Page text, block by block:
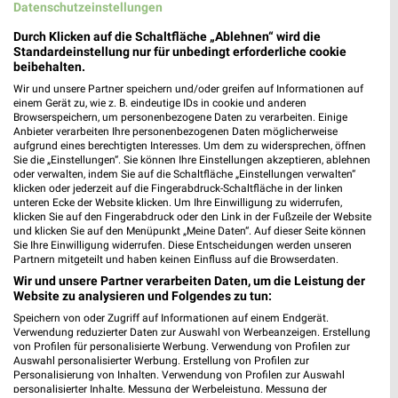
12,9 km
Unterhaltungselektronik 08/2026
Gültig bis Sa. 15.08.
1,6 km
Angebote ab 29.07.
Noch morgen gültig
MEDIMAX
Datenschutzeinstellungen
Durch Klicken auf die Schaltfläche „Ablehnen“ wird die
Standardeinstellung nur für unbedingt erforderliche cookie
beibehalten.
Wir und unsere Partner speichern und/oder greifen auf Informationen auf
einem Gerät zu, wie z. B. eindeutige IDs in cookie und anderen
Browserspeichern, um personenbezogene Daten zu verarbeiten. Einige
Anbieter verarbeiten Ihre personenbezogenen Daten möglicherweise
aufgrund eines berechtigten Interesses. Um dem zu widersprechen, öffnen
Sie die „Einstellungen“. Sie können Ihre Einstellungen akzeptieren, ablehnen
oder verwalten, indem Sie auf die Schaltfläche „Einstellungen verwalten“
klicken oder jederzeit auf die Fingerabdruck-Schaltfläche in der linken
unteren Ecke der Website klicken. Um Ihre Einwilligung zu widerrufen,
klicken Sie auf den Fingerabdruck oder den Link in der Fußzeile der Website
und klicken Sie auf den Menüpunkt „Meine Daten“. Auf dieser Seite können
Sie Ihre Einwilligung widerrufen. Diese Entscheidungen werden unseren
Partnern mitgeteilt und haben keinen Einfluss auf die Browserdaten.
Wir und unsere Partner verarbeiten Daten, um die Leistung der
Website zu analysieren und Folgendes zu tun:
Speichern von oder Zugriff auf Informationen auf einem Endgerät.
Verwendung reduzierter Daten zur Auswahl von Werbeanzeigen. Erstellung
von Profilen für personalisierte Werbung. Verwendung von Profilen zur
Auswahl personalisierter Werbung. Erstellung von Profilen zur
Personalisierung von Inhalten. Verwendung von Profilen zur Auswahl
personalisierter Inhalte. Messung der Werbeleistung. Messung der